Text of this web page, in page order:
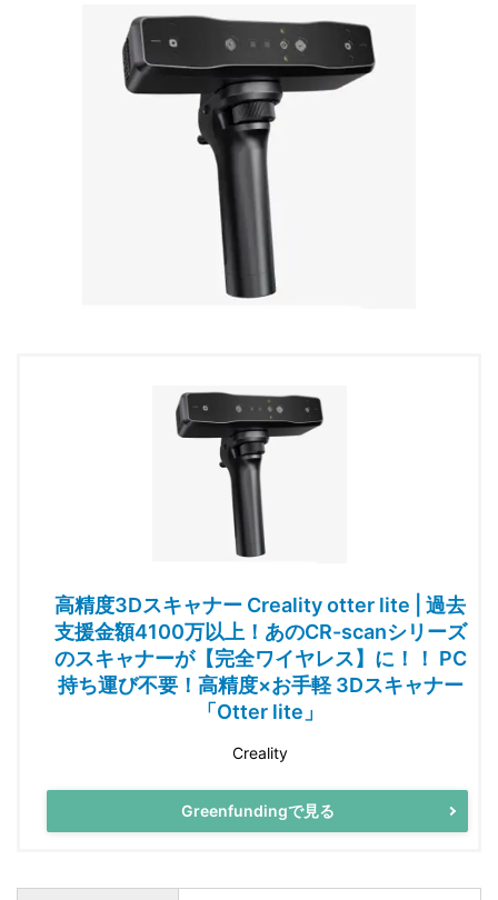
高精度3Dスキャナー Creality otter lite | 過去
支援金額4100万以上！あのCR-scanシリーズ
のスキャナーが【完全ワイヤレス】に！！ PC
持ち運び不要！高精度×お手軽 3Dスキャナー
「Otter lite」
Creality
Greenfundingで見る